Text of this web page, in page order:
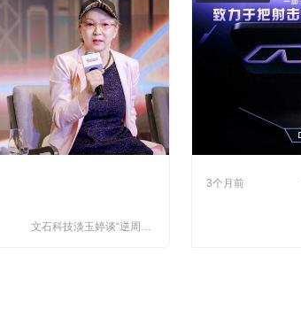
文石科技淡玉婷谈“逆周
3个月前